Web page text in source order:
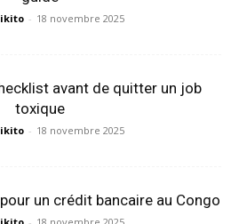
- 18 novembre 2025
avant de quitter un job
toxique
- 18 novembre 2025
un crédit bancaire au Congo